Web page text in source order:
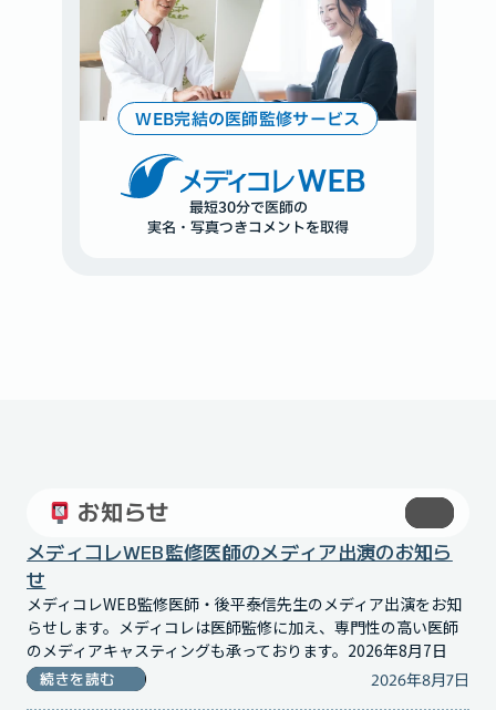
WEB完結の医師監修サービス
WEB
最短30分で医師の
実名・写真つきコメントを取得
お知らせ
メディコレWEB監修医師のメディア出演のお知ら
せ
メディコレWEB監修医師・後平泰信先生のメディア出演をお知
らせします。メディコレは医師監修に加え、専門性の高い医師
のメディアキャスティングも承っております。2026年8月7日
続きを読む 2026年8月7日